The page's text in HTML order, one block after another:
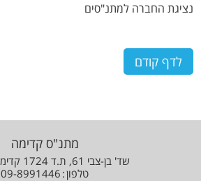
נציגת החברה למתנ"סים
מתנ"ס קדימה
שד' בן-צבי 61, ת.ד 1724 קדימה 60920
טלפון 09-8991446